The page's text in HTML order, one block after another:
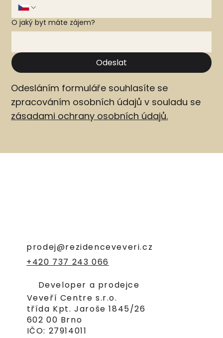
O jaký byt máte zájem?
Odeslat
Odesláním formuláře souhlasíte se
zpracováním osobních údajů v souladu se
zásadami ochrany osobních údajů.
prodej@rezidenceveveri.cz
+420 737 243 066
Developer a prodejce
Veveří Centre s.r.o.
třída Kpt. Jaroše 1845/26
602 00 Brno
IČO: 27914011